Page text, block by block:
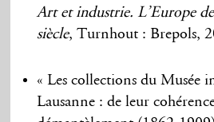
Art et industrie. L’Europe
siècle, Turnhout : Brepols,
« Les collections du Musée
Lausanne : de leur